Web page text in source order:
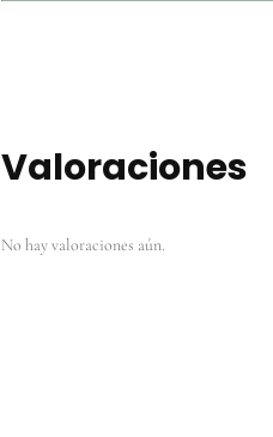
Valoraciones
No hay valoraciones aún.